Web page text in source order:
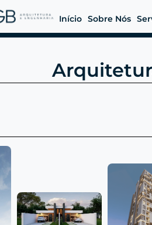
Início Sobre Nós